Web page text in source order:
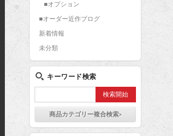
■オプション
■オーダー近作ブログ
新着情報
未分類
キーワード検索
商品カテゴリー複合検索>